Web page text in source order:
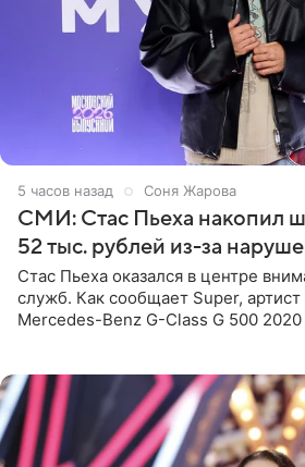
5 часов назад Соня Жарова
СМИ: Стас Пьеха накопил
52 тыс. рублей из-за
Стас Пьеха оказался в центре
служб. Как сообщает Super, артист
Mercedes-Benz G-Class G 500 2020